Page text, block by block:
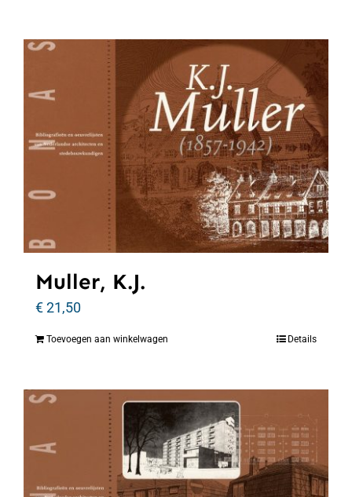
Muller, K.J.
€21,50
Toevoegen aan winkelwagen Details